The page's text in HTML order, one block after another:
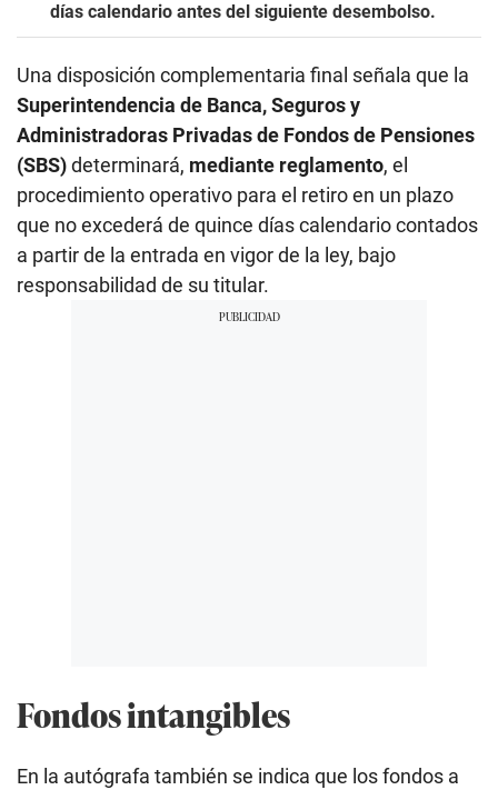
días calendario antes del siguiente desembolso.
Una disposición complementaria final señala que la
Superintendencia de Banca, Seguros y
Administradoras Privadas de Fondos de Pensiones
(SBS)determinará, mediante reglamento, el
procedimiento operativo para el retiro en un plazo
que no excederá de quince días calendario contados
a partir de la entrada en vigor de la ley, bajo
responsabilidad de su titular.
Fondos intangibles
En la autógrafa también se indica que los fondos a